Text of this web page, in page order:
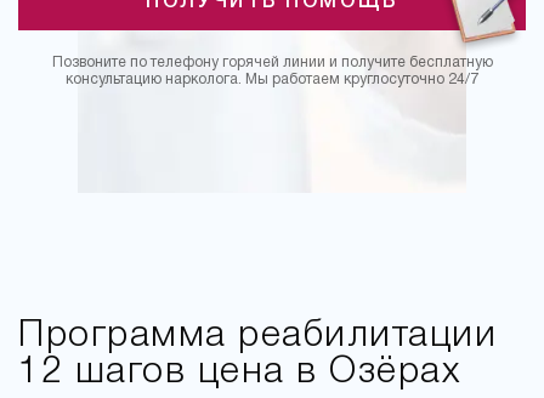
Позвоните по телефону горячей линии и получите бесплатную
консультацию нарколога. Мы работаем круглосуточно 24/7
Программа реабилитации
12 шагов цена в Озёрах